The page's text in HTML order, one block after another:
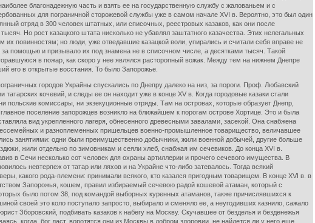
благонадежную часть и взять ее на государственную службу с жалованьем и с
для пограничной сторожевой службы уже в самом начале XVI в. Вероятно, это был один
отряд в 300 человек штатных, или списочных, реестровых казаков, как они после
Но рост казацкого штата нисколько не убавлял заштатного казачества. Этих нелегальных
их повинностям; но люди, уже отведавшие казацкой воли, упирались и считали себя вправе не
помощью и призывало их под знамена не в списочном числе, а десятками тысяч. Такой
в пожар, как скоро у нее являлся расторопный вожак. Между тем на нижнем Днепре
его в открытые восстания. То было Запорожье.
городов Украйны спускались по Днепру далеко на низ, за пороги. Проф. Любавский
кочевий, и следы ее он находит уже в конце XV в. Когда городовые казаки стали
польские комиссары, ни экзекуционные отряды. Там на островах, которые образует Днепр,
поселение запорожцев возникло на ближайшем к порогам острове Хортице. Это и была
вид укрепленного лагеря, обнесенного древесными завалами, засекой. Она снабжена
и разноплеменных пришельцев военно-промышленное товарищество, величавшее
занятиями: одни были преимущественно добычники, жили военной добычей, другие больше
жили отдельно по зимовникам и сеяли хлеб, снабжая им сечевиков. До конца XVI в.
в Сечи несколько сот человек для охраны артиллерии и прочего сечевого имущества. В
невтерпеж от татар или ляхов и на Украйне что-либо затевалось. Тогда всякий
какого рода-племени: принимали всякого, кто казался пригодным товарищем. В конце XVI в. в
Запорожья, кошем, правил избираемый сечевою радой кошевой атаман, который с
было потом 38, под командой выборных куренных атаманов, также причислявшихся к
своей это коло поступало запросто, выбирало и сменяло ее, а неугодивших казнило, сажало
Зборовский, подбивать казаков к набегу на Москву. Скучавшее от безделья и безденежья
когда, бог даст, воротятся они из Москвы в добром здоровии, не найдется ли у него еще